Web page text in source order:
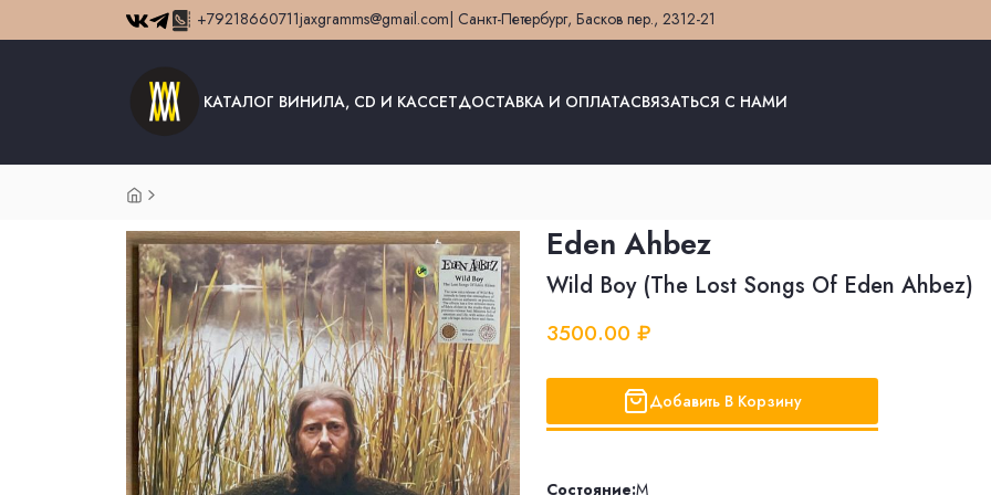
+79218660711jaxgramms@gmail.com | Санкт-Петербург, Басков пер., 2312-21
КАТАЛОГ ВИНИЛА, CD И КАССЕТДОСТАВКА И ОПЛАТАСВЯЗАТЬСЯ С НАМИ
Eden Ahbez
Wild Boy (The Lost Songs Of Eden Ahbez)
3500.00 ₽
Добавить В Корзину
Состояние:M